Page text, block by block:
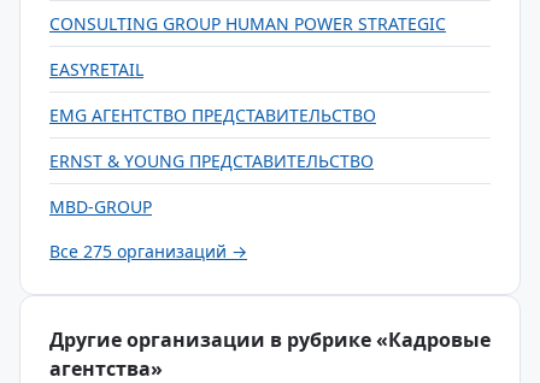
CONSULTING GROUP HUMAN POWER STRATEGIC
EASYRETAIL
EMG АГЕНТСТВО ПРЕДСТАВИТЕЛЬСТВО
ERNST & YOUNG ПРЕДСТАВИТЕЛЬСТВО
MBD-GROUP
Все 275 организаций →
Другие организации в рубрике «Кадровые
агентства»